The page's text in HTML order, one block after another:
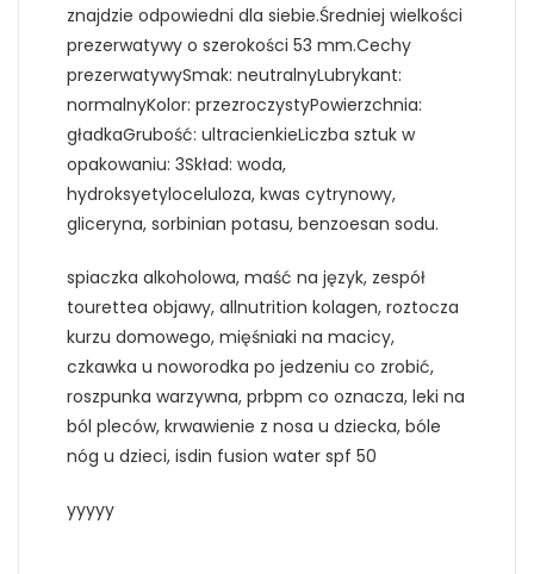
znajdzie odpowiedni dla siebie.Średniej wielkości
prezerwatywy o szerokości 53 mm.Cechy
prezerwatywySmak: neutralnyLubrykant:
normalnyKolor: przezroczystyPowierzchnia:
gładkaGrubość: ultracienkieLiczba sztuk w
opakowaniu: 3Skład: woda,
hydroksyetyloceluloza, kwas cytrynowy,
gliceryna, sorbinian potasu, benzoesan sodu.
spiaczka alkoholowa, maść na język, zespół
tourettea objawy, allnutrition kolagen, roztocza
kurzu domowego, mięśniaki na macicy,
czkawka u noworodka po jedzeniu co zrobić,
roszpunka warzywna, prbpm co oznacza, leki na
ból pleców, krwawienie z nosa u dziecka, bóle
nóg u dzieci, isdin fusion water spf 50
yyyyy